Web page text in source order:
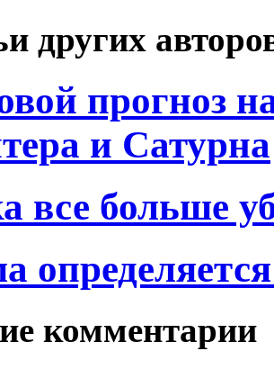
других
прогноз
и Сатурна
все больше
комментарии